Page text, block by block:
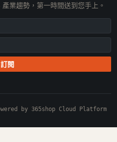
業趨勢，第一時間送到您手上。
訂閱
by 365shop Cloud Platform